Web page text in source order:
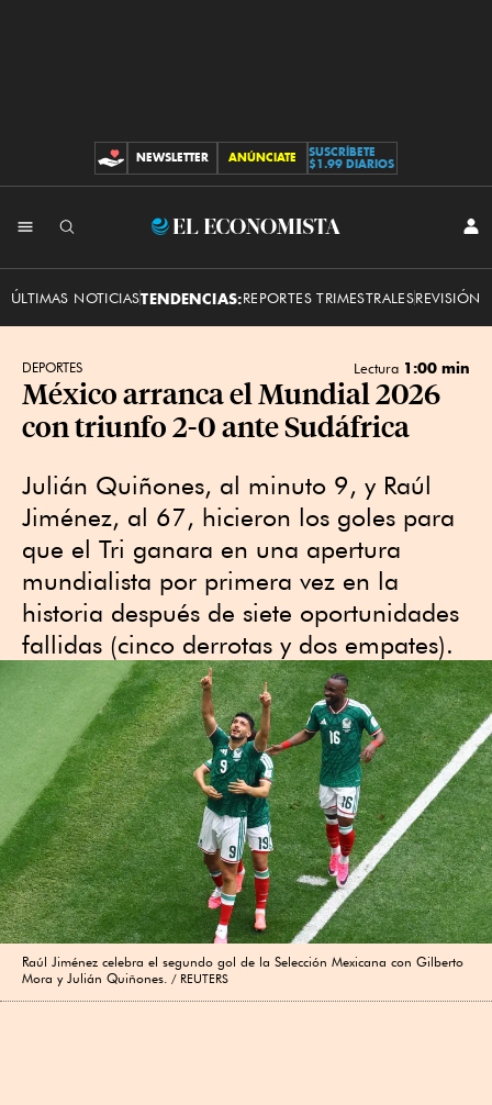
CONTRIBUCIONES
NEWSLETTER ANÚNCIATE
SUSCRÍBETE
$1.99 DIARIOS
El
ÚLTIMAS NOTICIASTENDENCIAS:REPORTES TRIMESTRALESREVISIÓN
DEPORTES Lectura 1:00 min
México arranca el Mundial 2026
con triunfo 2-0 ante Sudáfrica
Julián Quiñones, al minuto 9, y Raúl
Jiménez, al 67, hicieron los goles para
que el Tri ganara en una apertura
mundialista por primera vez en la
historia después de siete oportunidades
fallidas (cinco derrotas y dos empates).
Raúl Jiménez celebra el segundo gol de la Selección Mexicana con Gilberto
Mora y Julián Quiñones.
REUTERS